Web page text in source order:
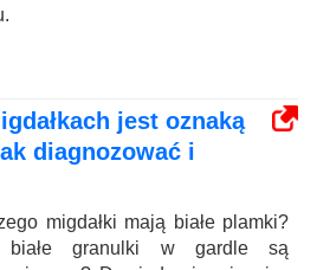
jest oznaką
diagnozować i
migdałki mają białe plamki?
białe granulki w gardle są